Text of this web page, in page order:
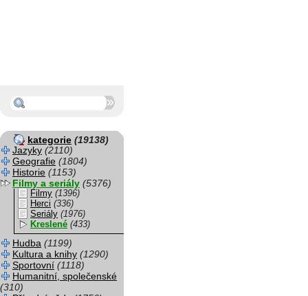
kategorie (19138)
Jazyky (2110)
Geografie (1804)
Historie (1153)
Filmy a seriály (5376)
Filmy (1396)
Herci (336)
Seriály (1976)
Kreslené (433)
Hudba (1199)
Kultura a knihy (1290)
Sportovní (1118)
Humanitní, společenské
(310)